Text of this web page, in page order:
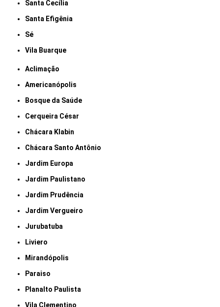
Santa Cecília
Santa Efigênia
Sé
Vila Buarque
Aclimação
Americanópolis
Bosque da Saúde
Cerqueira César
Chácara Klabin
Chácara Santo Antônio
Jardim Europa
Jardim Paulistano
Jardim Prudência
Jardim Vergueiro
Jurubatuba
Liviero
Mirandópolis
Paraiso
Planalto Paulista
Vila Clementino